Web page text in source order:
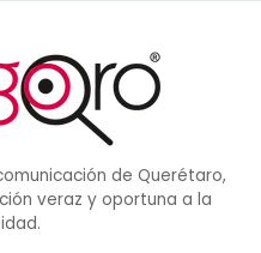
de Querétaro,
veraz y oportuna a la